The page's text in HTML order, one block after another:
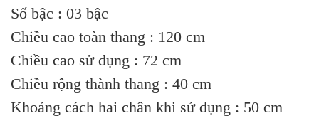
Số bậc : 03 bậc
Chiều cao toàn thang : 120 cm
Chiều cao sử dụng : 72 cm
Chiều rộng thành thang : 40 cm
Khoảng cách hai chân khi sử dụng : 50 cm